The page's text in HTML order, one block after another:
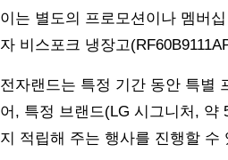
이는 별도의 프로모션이나 멤버
자 비스포크 냉장고
전자랜드는 특정 기간 동안 특별
어, 특정 브랜드(LG 시그니처, 약
지 적립해 주는 행사를 진행할 수